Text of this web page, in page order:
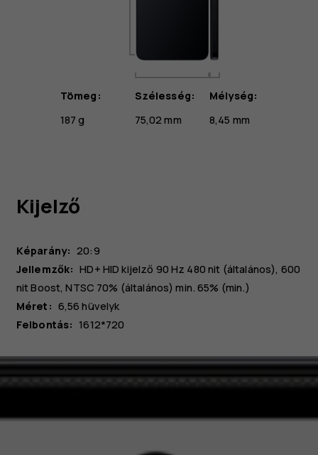
Tömeg:
187 g
Szélesség:
75,02 mm
Mélység:
8,45 mm
Kijelző
Képarány: 20:9
Jellemzők: HD+ HID kijelző 90 Hz 480 nit (általános), 600
nit Boost, NTSC 70% (általános) min. 65% (min.)
Méret: 6,56 hüvelyk
Felbontás: 1612*720